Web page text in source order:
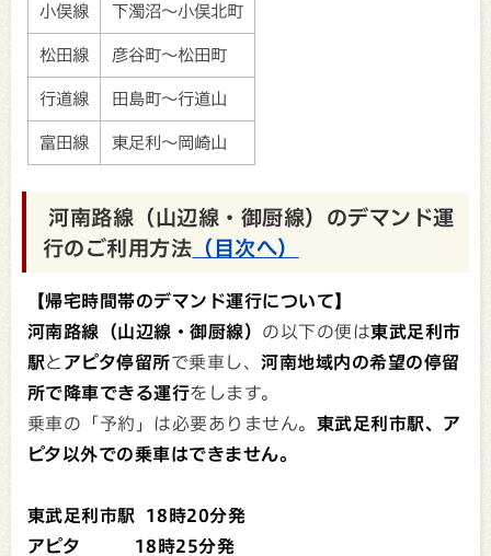
小俣線 下濁沼～小俣北町
松田線 彦谷町～松田町
行道線 田島町～行道山
富田線 東足利～岡崎山
河南路線（山辺線・御厨線）のデマンド運
行のご利用方法 （目次へ）
【帰宅時間帯のデマンド運行について】
河南路線（山辺線・御厨線） の以下の便は東武足利市
駅と アピタ停留所で乗車し、河南地域内の希望の停留
所で降車できる運行をします。
乗車の「予約」は必要ありません。 東武足利市駅、ア
ピタ以外での乗車はできません。
東武足利市駅 18時20分発
アピタ 18時25分発